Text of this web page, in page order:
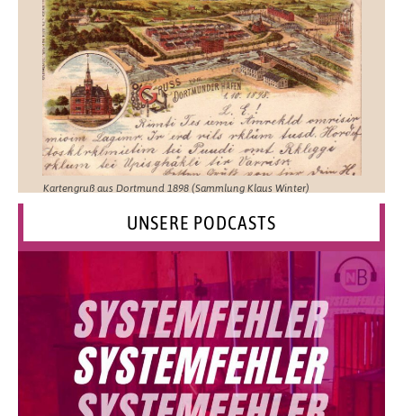
Kartengruß aus Dortmund 1898 (Sammlung Klaus Winter)
UNSERE PODCASTS